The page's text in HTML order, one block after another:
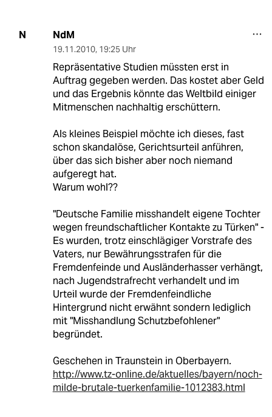
N NdM
19.11.2010, 19:25 Uhr
Repräsentative Studien müssten erst in
Auftrag gegeben werden. Das kostet aber Geld
und das Ergebnis könnte das Weltbild einiger
Mitmenschen nachhaltig erschüttern.
Als kleines Beispiel möchte ich dieses, fast
schon skandalöse, Gerichtsurteil anführen,
über das sich bisher aber noch niemand
aufgeregt hat.
Warum wohl??
"Deutsche Familie misshandelt eigene Tochter
wegen freundschaftlicher Kontakte zu Türken" -
Es wurden, trotz einschlägiger Vorstrafe des
Vaters, nur Bewährungsstrafen für die
Fremdenfeinde und Ausländerhasser verhängt,
nach Jugendstrafrecht verhandelt und im
Urteil wurde der Fremdenfeindliche
Hintergrund nicht erwähnt sondern lediglich
mit "Misshandlung Schutzbefohlener"
begründet.
Geschehen in Traunstein in Oberbayern.
http://www.tz-online.de/aktuelles/bayern/noch-
milde-brutale-tuerkenfamilie-1012383.html